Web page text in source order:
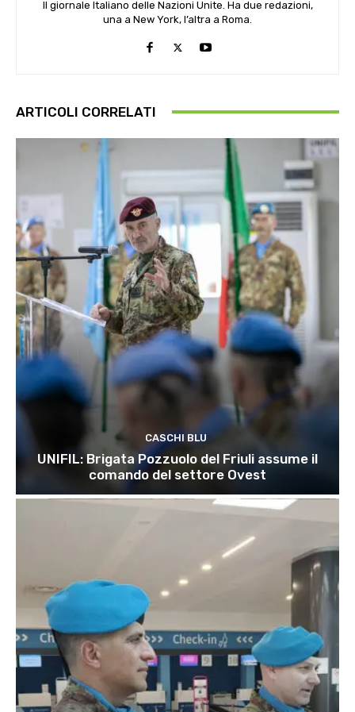
Il giornale Italiano delle Nazioni Unite. Ha due redazioni,
una a New York, l’altra a Roma.
ARTICOLI CORRELATI
CASCHI BLU
UNIFIL: Brigata Pozzuolo del Friuli assume il
comando del settore Ovest